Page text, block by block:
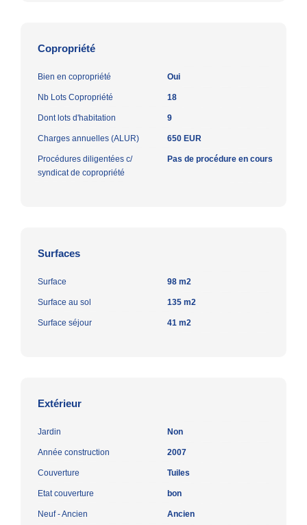
Copropriété
Bien en copropriété Oui
Nb Lots Copropriété 18
Dont lots d'habitation 9
Charges annuelles (ALUR) 650 EUR
Procédures diligentées c/
syndicat de copropriété
Pas de procédure en cours
Surfaces
Surface 98 m2
Surface au sol 135 m2
Surface séjour 41 m2
Extérieur
Jardin Non
Année construction 2007
Couverture Tuiles
Etat couverture bon
Neuf - Ancien Ancien